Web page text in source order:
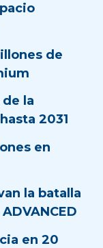
de
la
2031
en
la batalla
en 20